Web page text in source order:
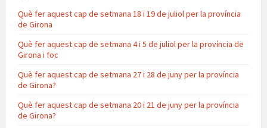
Què fer aquest cap de setmana 18 i 19 de juliol per la província
de Girona
Què fer aquest cap de setmana 4 i 5 de juliol per la província de
Girona i foc
Què fer aquest cap de setmana 27 i 28 de juny per la província
de Girona?
Què fer aquest cap de setmana 20 i 21 de juny per la província
de Girona?